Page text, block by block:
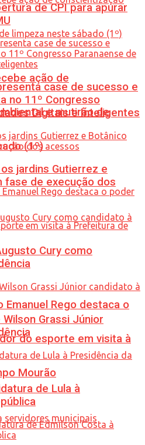
ação de
e mutirão de
(1º)
Emanuel Rego destaca o
do esporte em visita à
Mourão
de CPI para apurar
case de sucesso e
no 11º Congresso
Digitais e Inteligentes
jardins Gutierrez e
fase de execução dos
Cury como
Grassi Júnior
de Lula à